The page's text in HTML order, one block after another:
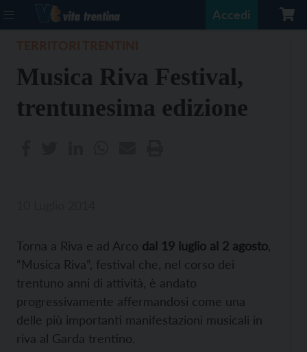
Accedi
Musica Riva Festival,
trentunesima edizione
Torna a Riva e ad Arco dal 19 luglio al 2 agosto
“Musica Riva”, festival che, nel corso dei
trentuno anni di attività, è andato
progressivamente affermandosi come una
delle più importanti manifestazioni musicali in
riva al Garda trentino.